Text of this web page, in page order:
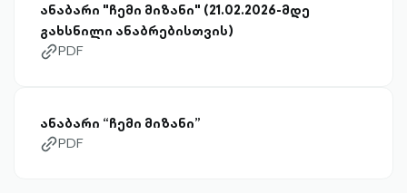
ანაბარი "ჩემი მიზანი" (21.02.2026-მდე
გახსნილი ანაბრებისთვის)
link-diagonal-outlined
PDF
ანაბარი “ჩემი მიზანი”
link-diagonal-outlined
PDF